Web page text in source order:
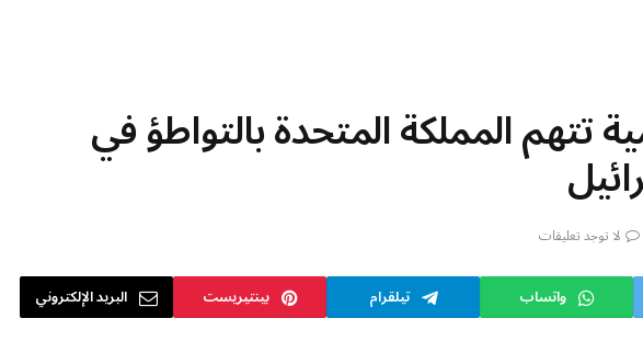
المملكة المتحدة بالتواطؤ في
لا توجد تعليقات
واتساب تيلقرام بينتيريست البريد الإلكتروني